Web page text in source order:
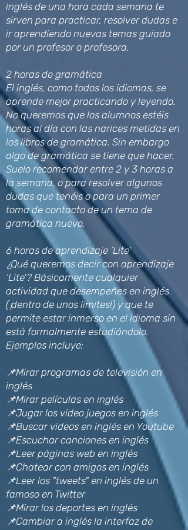
inglés de una hora cada semana te
sirven para practicar, resolver dudas e
ir aprendiendo nuevas temas guiado
por un profesor o profesora.
2 horas de gramática
El inglés, como todos los idiomas, se
aprende mejor practicando y leyendo.
No queremos que los alumnos estéis
horas al día con las narices metidas en
los libros de gramática. Sin embargo
algo de gramática se tiene que hacer.
Suelo recomendar entre 2 y 3 horas a
la semana, o para resolver algunos
dudas que tenéis o para un primer
toma de contacto de un tema de
gramática nuevo.
6 horas de aprendizaje ‘Lite'
¿Qué queremos decir con aprendizaje
‘Lite'? Básicamente cualquier
actividad que desempeñes en inglés
(¡dentro de unos limites!) y que te
permite estar inmerso en el idioma sin
está formalmente estudiándolo.
Ejemplos incluye:
📌Mirar programas de televisión en
inglés
📌Mirar películas en inglés
📌Jugar los video juegos en inglés
📌Buscar videos en inglés en Youtube
📌Escuchar canciones en inglés
📌Leer páginas web en inglés
📌Chatear con amigos en inglés
📌Leer los "tweets" en inglés de un
famoso en Twitter
📌Mirar los deportes en inglés
📌Cambiar a inglés la interfaz de